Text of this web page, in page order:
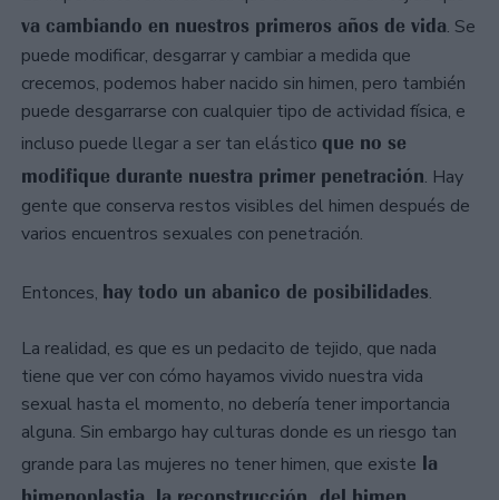
va cambiando en nuestros primeros años de vida. Se
puede modificar, desgarrar y cambiar a medida que
crecemos, podemos haber nacido sin himen, pero también
puede desgarrarse con cualquier tipo de actividad física, e
incluso puede llegar a ser tan elástico que no se
modifique durante nuestra primer penetración. Hay
gente que conserva restos visibles del himen después de
varios encuentros sexuales con penetración.
Entonces, hay todo un abanico de posibilidades.
La realidad, es que es un pedacito de tejido, que nada
tiene que ver con cómo hayamos vivido nuestra vida
sexual hasta el momento, no debería tener importancia
alguna. Sin embargo hay culturas donde es un riesgo tan
grande para las mujeres no tener himen, que existe la